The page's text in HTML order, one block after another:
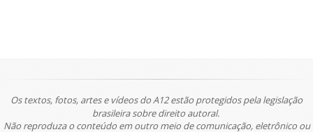
Os textos, fotos, artes e vídeos do A12 estão protegidos pela legislação
brasileira sobre direito autoral.
Não reproduza o conteúdo em outro meio de comunicação, eletrônico ou